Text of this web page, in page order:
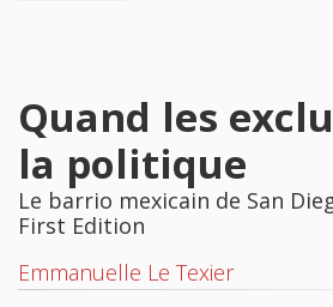
Quand les
la politique
Le barrio mexicain de San
First Edition
Emmanuelle Le Texier